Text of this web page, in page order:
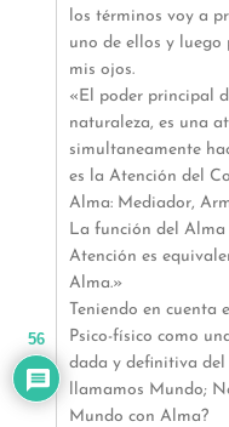
los términos voy a
uno de ellos y luego
mis ojos.
«El poder principal
naturaleza, es una
simultaneamente
es la Atención del
Alma: Mediador,
La función del
Atención es
Alma.»
Teniendo en cuenta
Psico-físico como
dada y definitiva del
llamamos Mundo;
Mundo con Alma?
56